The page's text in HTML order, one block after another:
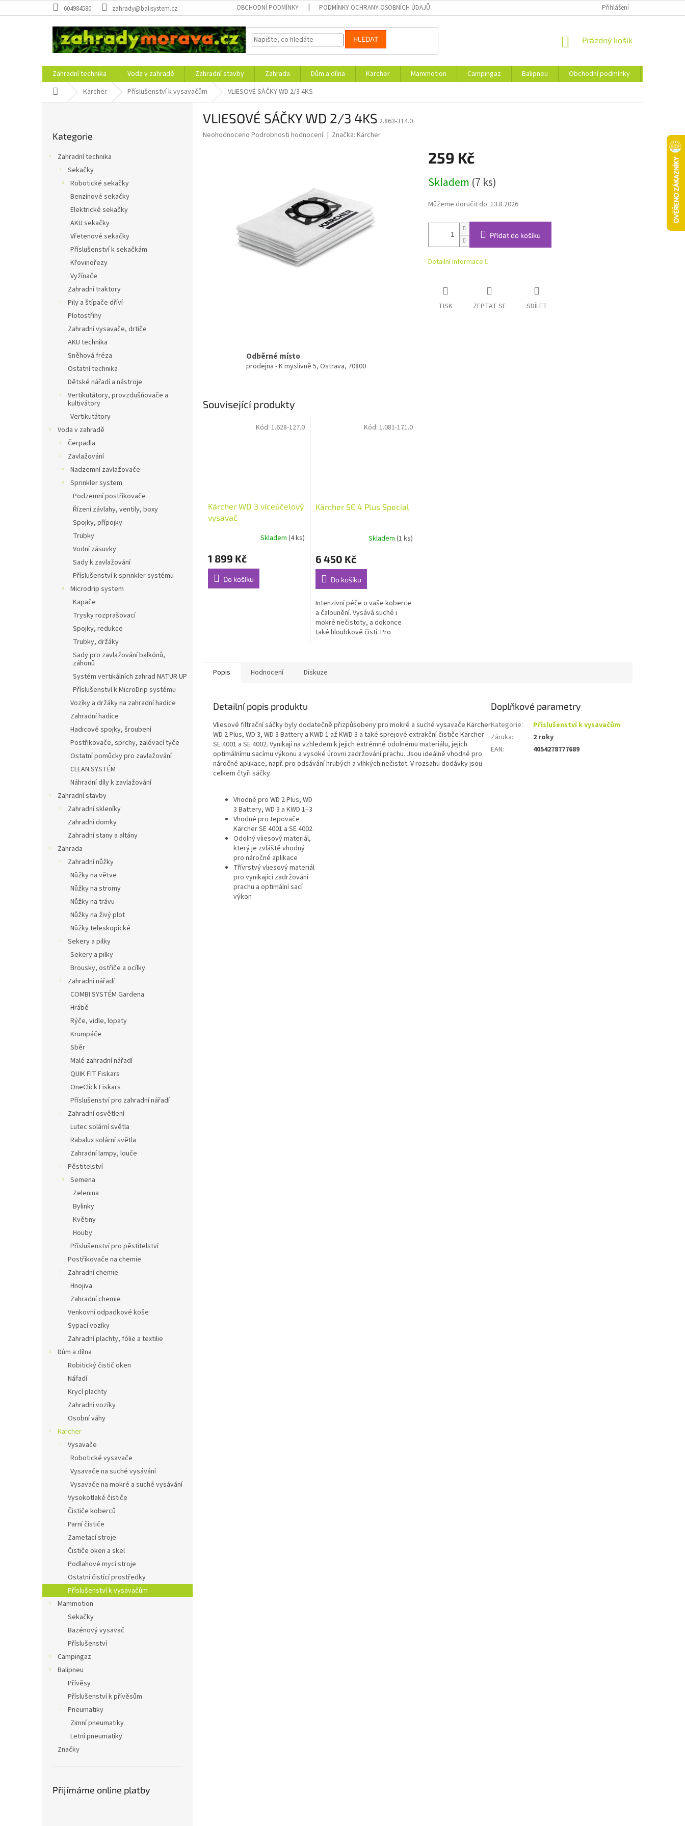
na
604984580 zahrady@balisystem.cz OBCHODNÍ PODMÍNKY PODMÍNKY OCHRANY OSOBNÍCH ÚDAJŮ Přihlášení
HLEDAT
NÁKUPNÍ
Prázdný košík
Zahradní technika Voda v zahradě Zahradní stavby Zahrada Dům a dílna Kärcher Mammotion Campingaz Balipneu Obchodní podmínky
Domů Kärcher Příslušenství k vysavačům VLIESOVÉ SÁČKY WD 2/3 4KS
kategorie
Kategorie
Zahradní technika
Sekačky
Robotické sekačky
Benzínové sekačky
Elektrické sekačky
AKU sekačky
Vřetenové sekačky
Příslušenství k sekačkám
Křovinořezy
Vyžínače
Zahradní traktory
Pily a štípače dříví
Plotostřihy
Zahradní vysavače, drtiče
AKU technika
Sněhová fréza
Ostatní technika
Dětské nářadí a nástroje
Vertikutátory, provzdušňovače a
kultivátory
Vertikutátory
Voda v zahradě
Čerpadla
Zavlažování
Nadzemní zavlažovače
Sprinkler system
Podzemní postřikovače
Řízení závlahy, ventily, boxy
Spojky, přípojky
Trubky
Vodní zásuvky
Sady k zavlažování
Příslušenství k sprinkler systému
Microdrip system
Kapače
Trysky rozprašovací
Spojky, redukce
Trubky, držáky
Sady pro zavlažování balkónů,
záhonů
Systém vertikálních zahrad NATUR UP
Příslušenství k MicroDrip systému
Vozíky a držáky na zahradní hadice
Zahradní hadice
Hadicové spojky, šroubení
Postřikovače, sprchy, zalévací tyče
Ostatní pomůcky pro zavlažování
CLEAN SYSTÉM
Náhradní díly k zavlažování
Zahradní stavby
Zahradní skleníky
Zahradní domky
Zahradní stany a altány
Zahrada
Zahradní nůžky
Nůžky na větve
Nůžky na stromy
Nůžky na trávu
Nůžky na živý plot
Nůžky teleskopické
Sekery a pilky
Sekery a pilky
Brousky, ostřiče a ocílky
Zahradní nářadí
COMBI SYSTÉM Gardena
Hrábě
Rýče, vidle, lopaty
Krumpáče
Sběr
Malé zahradní nářadí
QUIK FIT Fiskars
OneClick Fiskars
Příslušenství pro zahradní nářadí
Zahradní osvětlení
Lutec solární světla
Rabalux solární světla
Zahradní lampy, louče
Pěstitelství
Semena
Zelenina
Bylinky
Květiny
Houby
Příslušenství pro pěstitelství
Postřikovače na chemie
Zahradní chemie
Hnojiva
Zahradní chemie
Venkovní odpadkové koše
Sypací vozíky
Zahradní plachty, fólie a textilie
Dům a dílna
Robitický čistič oken
Nářadí
Krycí plachty
Zahradní vozíky
Osobní váhy
Kärcher
Vysavače
Robotické vysavače
Vysavače na suché vysávání
Vysavače na mokré a suché vysávání
Vysokotlaké čističe
Čističe koberců
Parní čističe
Zametací stroje
Čističe oken a skel
Podlahové mycí stroje
Ostatní čistící prostředky
Příslušenství k vysavačům
Mammotion
Sekačky
Bazénový vysavač
Příslušenství
Campingaz
Balipneu
Přívěsy
Příslušenství k přívěsům
Pneumatiky
Zimní pneumatiky
Letní pneumatiky
Značky
Přijímáme online platby
VLIESOVÉ SÁČKY WD 2/3 4KS 2.863-314.0
Průměrné
Neohodnoceno Podrobnosti hodnocení Značka: Kärcher
259 Kč
cena:
Skladem (7 ks)
Můžeme doručit do: 13.8.2026
Přidat do košíku
Detailní informace
TISK ZEPTAT SE SDÍLET
Odběrné místo
prodejna - K myslivně 5, Ostrava, 70800
Související produkty
Kärcher WD 3 víceúčelový
vysavač
produktu
je
5,0
z
Skladem (4 ks)
1 899 Kč
Do košíku
Kód: 1.628-127.0
Kärcher SE 4 Plus Special
Skladem (1 ks)
6 450 Kč
Do košíku
Intenzivní péče o vaše koberce
a čalounění. Vysává suché i
mokré nečistoty, a dokonce
také hloubkově čistí. Pro
Kód: 1.081-171.0
Popis Hodnocení Diskuze
Detailní popis produktu
Vliesové filtrační sáčky byly dodatečně přizpůsobeny pro mokré a suché vysavače Kärcher
WD 2 Plus, WD 3, WD 3 Battery a KWD 1 až KWD 3 a také sprejové extrakční čističe Kärcher
SE 4001 a SE 4002. Vynikají na vzhledem k jejich extrémně odolnému materiálu, jejich
optimálnímu sacímu výkonu a vysoké úrovni zadržování prachu. Jsou ideálně vhodné pro
náročné aplikace, např. pro odsávání hrubých a vlhkých nečistot. V rozsahu dodávky jsou
celkem čtyři sáčky.
Vhodné pro WD 2 Plus, WD
3 Battery, WD 3 a KWD 1–3
Vhodné pro tepovače
Kärcher SE 4001 a SE 4002
Odolný vliesový materiál,
který je zvláště vhodný
pro náročné aplikace
Třívrstvý vliesový materiál
pro vynikající zadržování
prachu a optimální sací
výkon
Doplňkové parametry
Kategorie:
Příslušenství k vysavačům
Záruka:
2 roky
EAN: 4054278777689